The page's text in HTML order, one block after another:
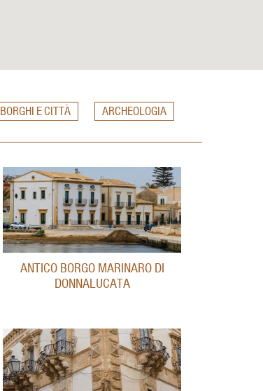
BORGHI E CITTÀ ARCHEOLOGIA
ANTICO BORGO MARINARO DI
DONNALUCATA